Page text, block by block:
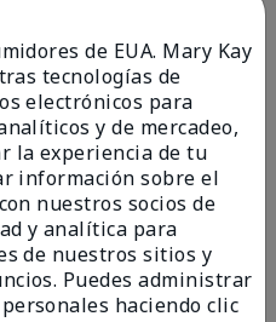
a un amigo
útil esta
de EUA. Mary Kay
tecnologías de
electrónicos para
y de mercadeo,
la experiencia de tu
información sobre el
nuestros socios de
y analítica para
de nuestros sitios y
Puedes administrar
haciendo clic